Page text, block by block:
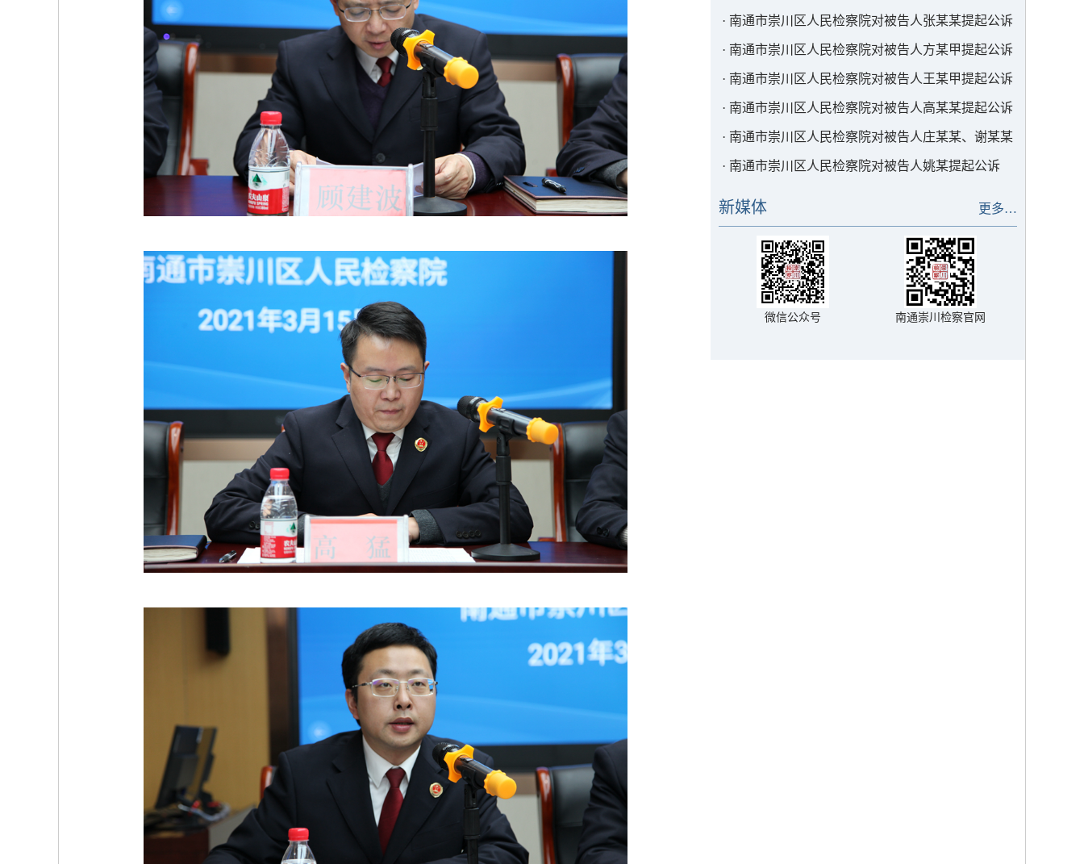
· 南通市崇川区人民检察院对被告人张某某提起公诉
· 南通市崇川区人民检察院对被告人方某甲提起公诉
· 南通市崇川区人民检察院对被告人王某甲提起公诉
· 南通市崇川区人民检察院对被告人高某某提起公诉
· 南通市崇川区人民检察院对被告人庄某某、谢某某
提起公诉
· 南通市崇川区人民检察院对被告人姚某提起公诉
更多…
新媒体
微信公众号 南通崇川检察官网